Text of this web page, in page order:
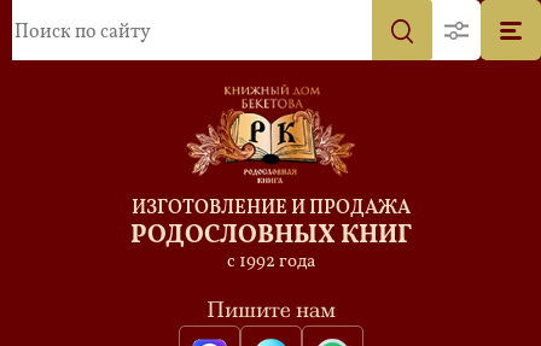
ИЗГОТОВЛЕНИЕ И ПРОДАЖА
РОДОСЛОВНЫХ КНИГ
с 1992 года
Пишите нам